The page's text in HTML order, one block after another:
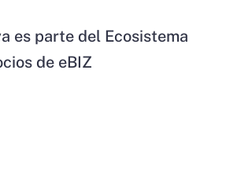
es parte del Ecosistema
de eBIZ